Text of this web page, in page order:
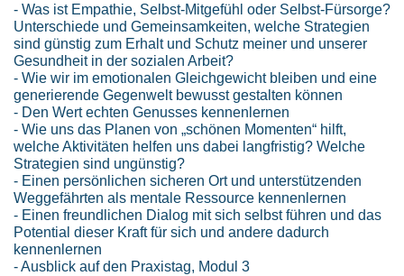
- Was ist Empathie, Selbst-Mitgefühl oder Selbst-Fürsorge?
Unterschiede und Gemeinsamkeiten, welche Strategien
sind günstig zum Erhalt und Schutz meiner und unserer
Gesundheit in der sozialen Arbeit?
- Wie wir im emotionalen Gleichgewicht bleiben und eine
generierende Gegenwelt bewusst gestalten können
- Den Wert echten Genusses kennenlernen
- Wie uns das Planen von „schönen Momenten“ hilft,
welche Aktivitäten helfen uns dabei langfristig? Welche
Strategien sind ungünstig?
- Einen persönlichen sicheren Ort und unterstützenden
Weggefährten als mentale Ressource kennenlernen
- Einen freundlichen Dialog mit sich selbst führen und das
Potential dieser Kraft für sich und andere dadurch
kennenlernen
- Ausblick auf den Praxistag, Modul 3